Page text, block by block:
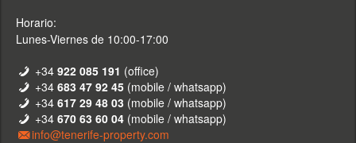
Horario:
Lunes-Viernes de 10:00-17:00
+34 922 085 191 (office)
+34 683 47 92 45(mobile / whatsapp)
+34 617 29 48 03 (mobile / whatsapp)
+34 670 63 60 04(mobile / whatsapp)
info@tenerife-property.com